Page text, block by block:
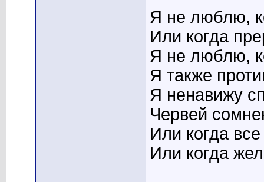
Я не люблю,
Или когда
Я не люблю,
Я также
Я ненавижу
Червей
Или когда
Или когда